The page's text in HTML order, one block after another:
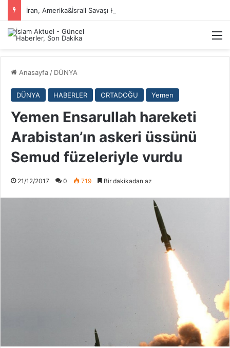
İran, Amerika&İsrail Savaşı Hakkında
Anasayfa / DÜNYA
DÜNYA HABERLER ORTADOĞU Yemen
Yemen Ensarullah hareketi
Arabistan’ın askeri üssünü
Semud füzeleriyle vurdu
21/12/2017 0 719 Bir dakikadan az